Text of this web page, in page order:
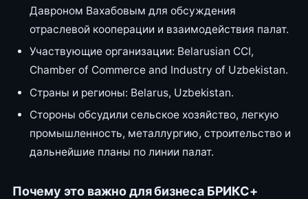
Давроном Вахабовым для обсуждения
отраслевой кооперации и взаимодействия палат.
Участвующие организации: Belarusian CCI,
Chamber of Commerce and Industry of Uzbekistan.
Страны и регионы: Belarus, Uzbekistan.
Стороны обсудили сельское хозяйство, легкую
промышленность, металлургию, строительство и
дальнейшие планы по линии палат.
Почему это важно для бизнеса БРИКС+